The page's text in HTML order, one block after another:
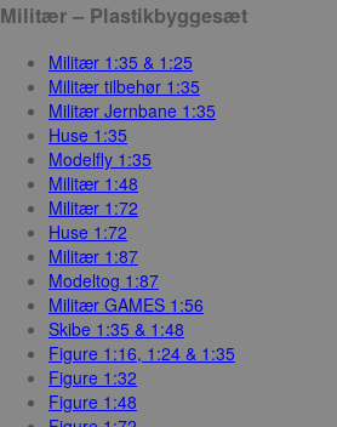
Militær – Plastikbyggesæt
Militær 1:35 & 1:25
Militær tilbehør 1:35
Militær Jernbane 1:35
Huse 1:35
Modelfly 1:35
Militær 1:48
Militær 1:72
Huse 1:72
Militær 1:87
Modeltog 1:87
Militær GAMES 1:56
Skibe 1:35 & 1:48
Figure 1:16, 1:24 & 1:35
Figure 1:32
Figure 1:48